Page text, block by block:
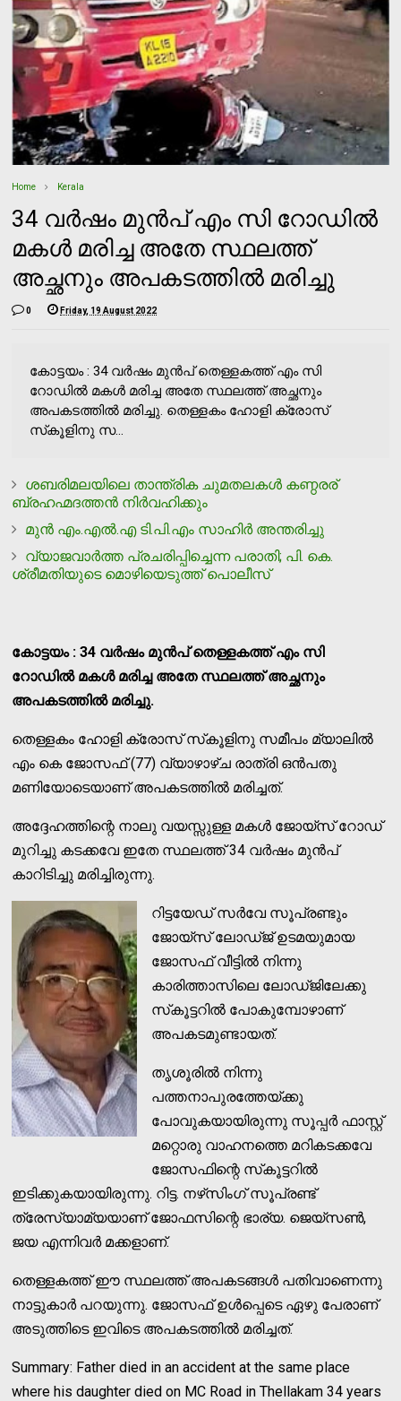
Home Kerala
34 വര്‍ഷം മുന്‍പ് എം സി റോഡില്‍
മകള്‍ മരിച്ച അതേ സ്ഥലത്ത്
അച്ഛനും അപകടത്തില്‍ മരിച്ചു
0 Friday, 19 August 2022
കോട്ടയം : 34 വര്‍ഷം മുന്‍പ് തെള്ളകത്ത് എം സി
റോഡില്‍ മകള്‍ മരിച്ച അതേ സ്ഥലത്ത് അച്ഛനും
അപകടത്തില്‍ മരിച്ചു. തെള്ളകം ഹോളി ക്രോസ്
സ്‌കൂളിനു സ...
ശബരിമലയിലെ താന്ത്രിക ചുമതലകള്‍ കണ്ഠരര്
ബ്രഹഹ്മദത്തന്‍ നിര്‍വഹിക്കും
മുന്‍ എം.എല്‍.എ ടി.പി.എം സാഹിര്‍ അന്തരിച്ചു
വ്യാജവാർത്ത പ്രചരിപ്പിച്ചെന്ന പരാതി; പി. കെ.
ശ്രീമതിയുടെ മൊഴിയെടുത്ത് പൊലീസ്
കോട്ടയം : 34 വര്‍ഷം മുന്‍പ് തെള്ളകത്ത് എം സി
റോഡില്‍ മകള്‍ മരിച്ച അതേ സ്ഥലത്ത് അച്ഛനും
അപകടത്തില്‍ മരിച്ചു.
തെള്ളകം ഹോളി ക്രോസ് സ്‌കൂളിനു സമീപം മ്യാലില്‍
എം കെ ജോസഫ് (77) വ്യാഴാഴ്ച രാത്രി ഒന്‍പതു
മണിയോടെയാണ് അപകടത്തില്‍ മരിച്ചത്.
അദ്ദേഹത്തിന്റെ നാലു വയസ്സുള്ള മകള്‍ ജോയ്‌സ് റോഡ്
മുറിച്ചു കടക്കവേ ഇതേ സ്ഥലത്ത് 34 വര്‍ഷം മുന്‍പ്
കാറിടിച്ചു മരിച്ചിരുന്നു.
റിട്ടയേഡ് സര്‍വേ സൂപ്രണ്ടും
ജോയ്‌സ് ലോഡ്ജ് ഉടമയുമായ
ജോസഫ് വീട്ടില്‍ നിന്നു
കാരിത്താസിലെ ലോഡ്ജിലേക്കു
സ്‌കൂട്ടറില്‍ പോകുമ്പോഴാണ്
അപകടമുണ്ടായത്.
തൃശൂരില്‍ നിന്നു
പത്തനാപുരത്തേയ്ക്കു
പോവുകയായിരുന്നു സൂപ്പര്‍ ഫാസ്റ്റ്
മറ്റൊരു വാഹനത്തെ മറികടക്കവേ
ജോസഫിന്റെ സ്‌കൂട്ടറില്‍
ഇടിക്കുകയായിരുന്നു. റിട്ട. നഴ്‌സിംഗ് സൂപ്രണ്ട്
ത്രേസ്യാമ്യയാണ് ജോഫസിന്റെ ഭാര്യ. ജെയ്‌സണ്‍,
ജയ എന്നിവര്‍ മക്കളാണ്.
തെള്ളകത്ത് ഈ സ്ഥലത്ത് അപകടങ്ങള്‍ പതിവാണെന്നു
നാട്ടുകാര്‍ പറയുന്നു. ജോസഫ് ഉള്‍പ്പെടെ ഏഴു പേരാണ്
അടുത്തിടെ ഇവിടെ അപകടത്തില്‍ മരിച്ചത്.
Summary: Father died in an accident at the same place
where his daughter died on MC Road in Thellakam 34 years